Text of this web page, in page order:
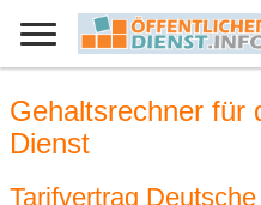
Gehaltsrechner für
Dienst
Tarifvertrag